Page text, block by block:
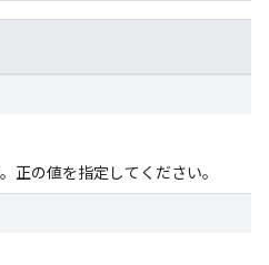
正の値を指定してください。